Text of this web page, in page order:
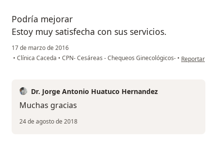
Podría mejorar
Estoy muy satisfecha con sus servicios.
17 de marzo de 2016
• Clínica Caceda • CPN- Cesáreas - Chequeos Ginecológicos- • en opinión
Reportar
Dr. Jorge Antonio Huatuco Hernandez
Muchas gracias
24 de agosto de 2018